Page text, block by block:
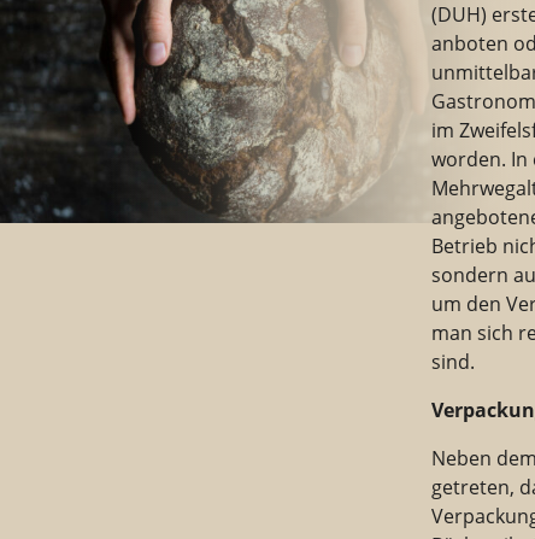
(DUH)
anboten
im
worden. In
Betrieb
sondern
um den
man sich
sind.
Neben
getreten,